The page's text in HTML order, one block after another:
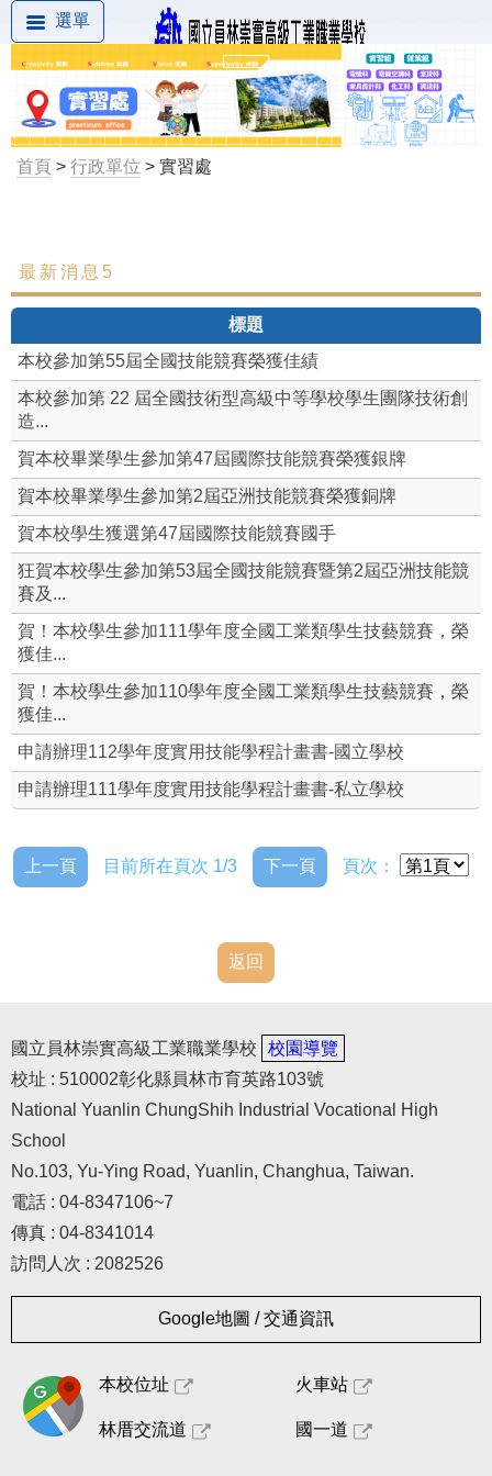
選單
首頁 > 行政單位 > 實習處
最新消息
工作職掌
實習組
就業輔導組
校外職場參觀
全國技術士技能檢定
全國工科技藝競賽資源站
即測即評網
最新消息5
標題
本校參加第55屆全國技能競賽榮獲佳績
本校參加第 22 屆全國技術型高級中等學校學生團隊技術創
造...
賀本校畢業學生參加第47屆國際技能競賽榮獲銀牌
賀本校畢業學生參加第2屆亞洲技能競賽榮獲銅牌
賀本校學生獲選第47屆國際技能競賽國手
狂賀本校學生參加第53屆全國技能競賽暨第2屆亞洲技能競
賽及...
賀！本校學生參加111學年度全國工業類學生技藝競賽，榮
獲佳...
賀！本校學生參加110學年度全國工業類學生技藝競賽，榮
獲佳...
申請辦理112學年度實用技能學程計畫書-國立學校
申請辦理111學年度實用技能學程計畫書-私立學校
上一頁 目前所在頁次 1/3 下一頁 頁次：
返回
國立員林崇實高級工業職業學校
校園導覽
校址 : 510002彰化縣員林市育英路103號
National Yuanlin ChungShih Industrial Vocational High
School
No.103, Yu-Ying Road, Yuanlin, Changhua, Taiwan.
電話 : 04-8347106~7
傳真 : 04-8341014
訪問人次 : 2082526
Google地圖 / 交通資訊
本校位址 火車站
林厝交流道 國一道